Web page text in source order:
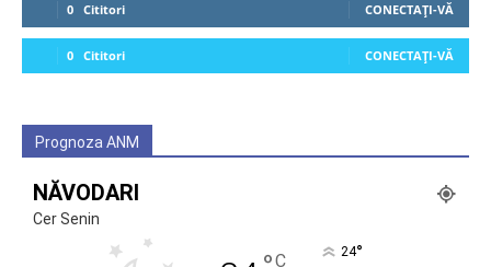
0 Cititori CONECTAȚI-VĂ
0 Cititori CONECTAȚI-VĂ
Prognoza ANM
NĂVODARI
Cer Senin
C 24°